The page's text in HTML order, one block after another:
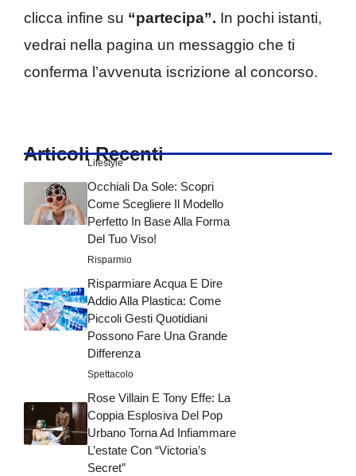
clicca infine su “partecipa”. In pochi istanti,
vedrai nella pagina un messaggio che ti
conferma l’avvenuta iscrizione al concorso.
Articoli Recenti
Lifestyle
Occhiali Da Sole: Scopri
Come Scegliere Il Modello
Perfetto In Base Alla Forma
Del Tuo Viso!
Risparmio
Risparmiare Acqua E Dire
Addio Alla Plastica: Come
Piccoli Gesti Quotidiani
Possono Fare Una Grande
Differenza
Spettacolo
Rose Villain E Tony Effe: La
Coppia Esplosiva Del Pop
Urbano Torna Ad Infiammare
L’estate Con “Victoria’s
Secret”